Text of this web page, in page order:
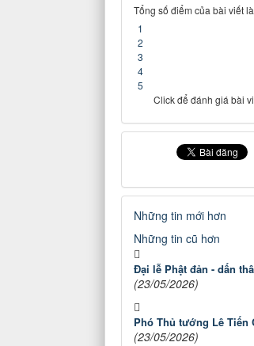
Tổng số điểm của bài viết
1
2
3
4
5
Click để đánh giá bài
Những tin mới hơn
Những tin cũ hơn
Đại lễ Phật đản - dấn
(23/05/2026)
Phó Thủ tướng Lê Tiến
(23/05/2026)